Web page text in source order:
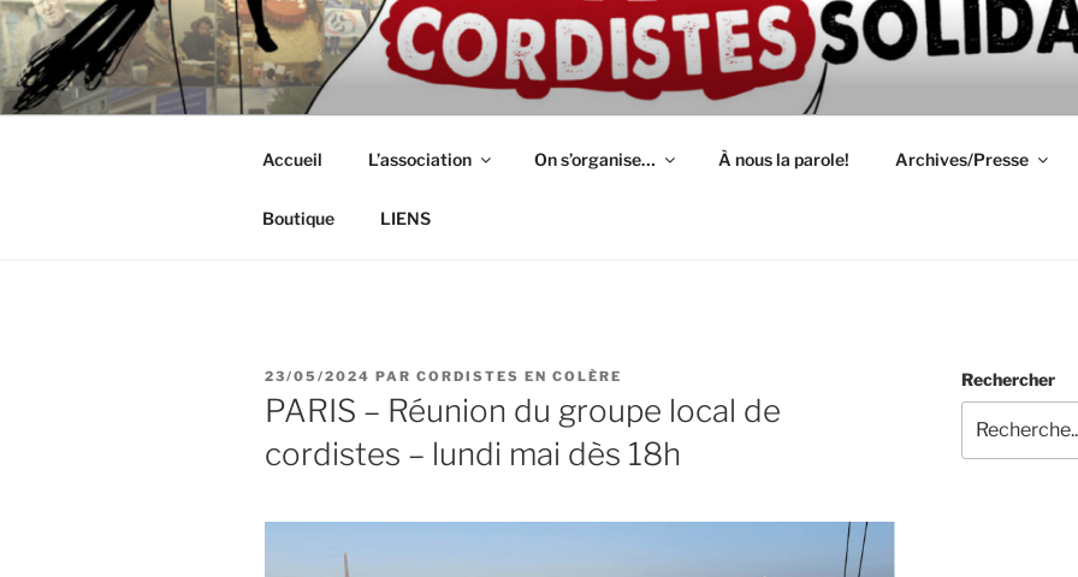
Aller
au
contenu
principal
ASSOCIATION D'AUTODÉFENSE
CORDISTES
Intérimaires, embauché(e)s, indépendant(e)s : lutte, entraide, partage d'infos et
Accueil L’association On s’organise… À nous la parole! Archives/Presse
Boutique LIENS
PUBLIÉ
LE
23/05/2024 PAR CORDISTES EN COLÈRE
PARIS – Réunion du groupe local de
cordistes – lundi mai dès 18h
Rechercher